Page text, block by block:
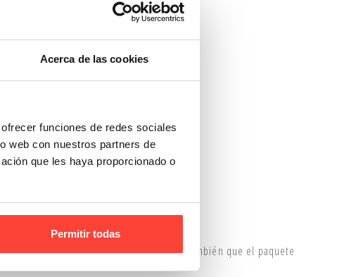
Acerca de las cookies
funciones de redes sociales
web con nuestros partners de
que les haya proporcionado o
Permitir todas
alto para evitar transportar aire y también que el paquete